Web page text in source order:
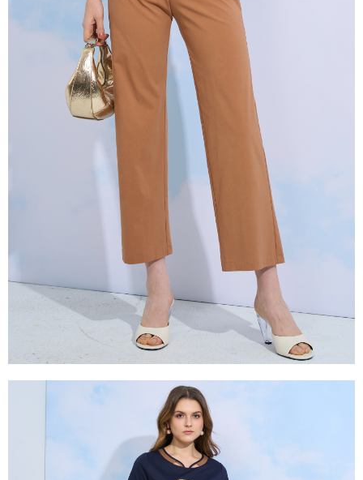
2.透過簡訊連結打開帳單後，可選擇「超商條碼／台灣大直營門市／銀行轉
帳／街口支付／iPASS MONEY」等通路繳費。
1.本服務係由「台灣大哥大股份有限公司」（以下簡稱本公司）所提供，讓
用戶於交易時，得透過本服務購買商品或服務，並由商店將買賣／分期付款
買賣價金債權讓與本公司後，依約使用本公司帳單繳交帳款。
2.基於同意付款使用「大哥付你分期」之契約關係目的，商店將以您的個人
資料（包含姓名、電話或地址）提供予台灣大哥大進項蒐集、處理及利用，
由本公司與您本人進行分期帳單所需資料之確認、核對及更正。
3.完整用戶服務條款，請詳閱以下連結：
https://oppay.tw/userRule
１．於結帳方式選擇「AFTEE先享後付」後，將跳轉至「AFTEE先享後付」
結帳頁面，進行簡訊認證並確認金額後，即可完成結帳。
２．訂單成立數日內，您將收到繳費通知簡訊。
３．收到繳費通知簡訊後14天內，點擊此簡訊中的連結，可透過四大超商／
ATM／網路銀行／等多元方式進行付款，方視為交易完成。
※ 請注意：結帳手續完成當下不需立刻繳費，但若您需要取消訂單，請聯絡
購買商品的店家。未經商家同意取消之訂單仍視為有效，需透過AFTEE先享
後付繳納相關費用。
※ 交易是否成功請以「AFTEE先享後付 」之結帳頁面顯示為準，若有關於
是否繳費成功／繳費後需取消欲退款等相關疑問，請聯繫「AFTEE先享後付
https://netprotections.freshdesk.com/support/home
１．透過由恩沛科技股份有限公司提供之「AFTEE先享後付」服務完成之交
易，需依本服務之必要範圍內提供個人資料，並將交易相關給付款項請求債
權轉讓予恩沛科技股份有限公司。
２．關於個人資料處理事宜，請瀏覽以下網址：
https://aftee.tw/terms/#terms3
３．未成年的使用者請事先徵得法定代理人或監護人之同意方可使用
「AFTEE先享後付」，若未經同意申辦者引起之損失，本公司不負相關責
４．使用「AFTEE先享後付」時，將依據個別帳號之用戶狀況，依本公司即
時審查核予不同之上限額度；若仍有額度不足之情形，本公司將視審查結果
５．嚴禁一人註冊多個帳號或使用他人資訊註冊。若發現惡意使用之情形，
每筆NT$120，滿NT$2,000(含以上)免運費
每筆NT$120，滿NT$2,000(含以上)免運費